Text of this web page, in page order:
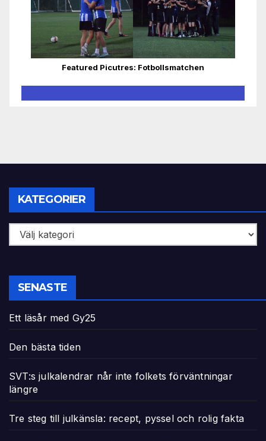
Featured Picutres: Fotbollsmatchen
KATEGORIER
Kategorier
SENASTE
Ett läsår med Gy25
Den bästa tiden
SVT:s julkalendrar når inte folkets förväntningar
längre
Tre steg till julkänsla: recept, pyssel och rolig fakta